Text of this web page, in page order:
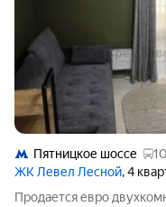
Пятницкое шоссе
ЖК Левел Лесной, 4
Продается евро